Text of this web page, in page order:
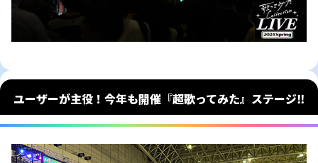
ユーザーが主役！今年も開催『超歌ってみた』ステージ‼